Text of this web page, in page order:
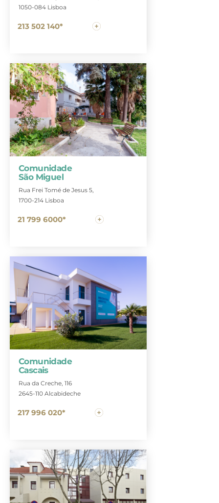
1050-084 Lisboa
213 502 140*
Comunidade
São Miguel
Rua Frei Tomé de Jesus 5,
1700-214 Lisboa
21 799 6000*
Comunidade
Cascais
Rua da Creche, 116
2645-110 Alcabideche
217 996 020*